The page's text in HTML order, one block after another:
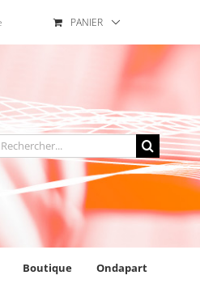
PANIER
Boutique Ondapart